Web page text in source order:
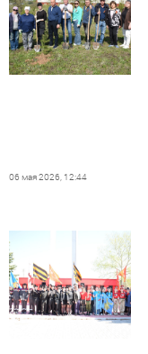
06 мая 2026, 12:44